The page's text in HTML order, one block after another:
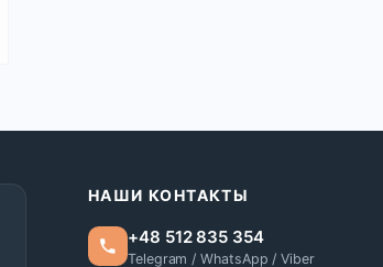
НАШИ КОНТАКТЫ
+48 512 835 354
Telegram / WhatsApp / Viber